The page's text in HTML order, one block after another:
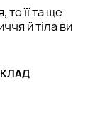
її та ще
й тіла ви